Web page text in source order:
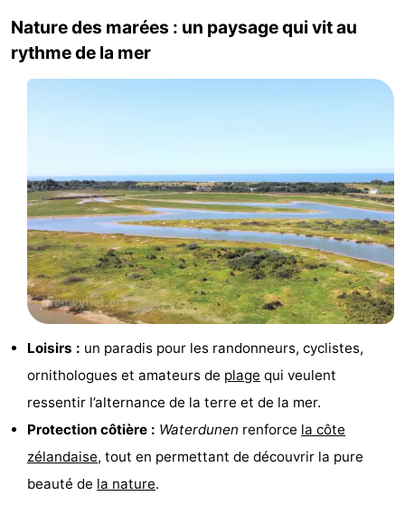
Bad
Cadzand
Hoogduin
Noordzee
Bad
Bad
Strand
Resort
Nieuwvliet-
Waterdunen
Zeebad
Zonneweelde
Zwinhoeve
Hôtels
Last
minutes
Plages
Voir
Nature des marées : un paysage qui vit au
rythme de la mer
Loisirs : un paradis pour les randonneurs, cyclistes,
ornithologues et amateurs de plage qui veulent
ressentir l’alternance de la terre et de la mer.
Protection côtière : Waterdunen renforce la côte
zélandaise, tout en permettant de découvrir la pure
beauté de la nature.